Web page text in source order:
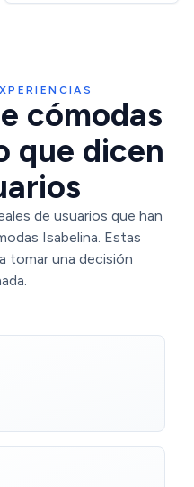
cómodas
que dicen
de usuarios que han
Isabelina. Estas
tomar una decisión